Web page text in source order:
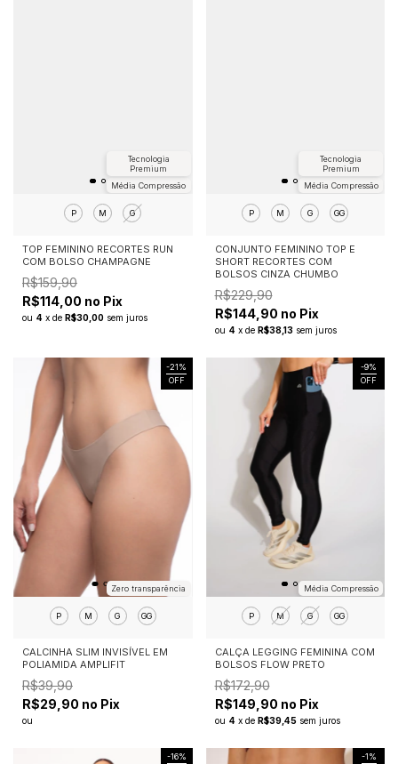
Média Compressão
Tecnologia
Premium
P M G
TOP FEMININO RECORTES RUN
COM BOLSO CHAMPAGNE
R$159,90
R$114,00 no Pix
ou 4 x de R$30,00 sem juros
Média Compressão
Tecnologia
Premium
P M G GG
CONJUNTO FEMININO TOP E
SHORT RECORTES COM
BOLSOS CINZA CHUMBO
R$229,90
R$144,90 no Pix
ou 4 x de R$38,13 sem juros
-21%
OFF
Zero transparência
P M G GG
CALCINHA SLIM INVISÍVEL EM
POLIAMIDA AMPLIFIT
R$39,90
R$29,90 no Pix
ou
-9%
OFF
Média Compressão
P M G GG
CALÇA LEGGING FEMININA COM
BOLSOS FLOW PRETO
R$172,90
R$149,90 no Pix
ou 4 x de R$39,45 sem juros
-16%
-1 %